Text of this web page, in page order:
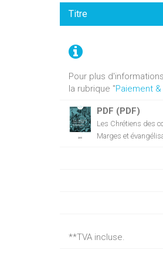
Pour plus
la rubrique "Paiement &
Titre
PDF (PDF)
Les Chrétiens des
Marges et
**TVA incluse.